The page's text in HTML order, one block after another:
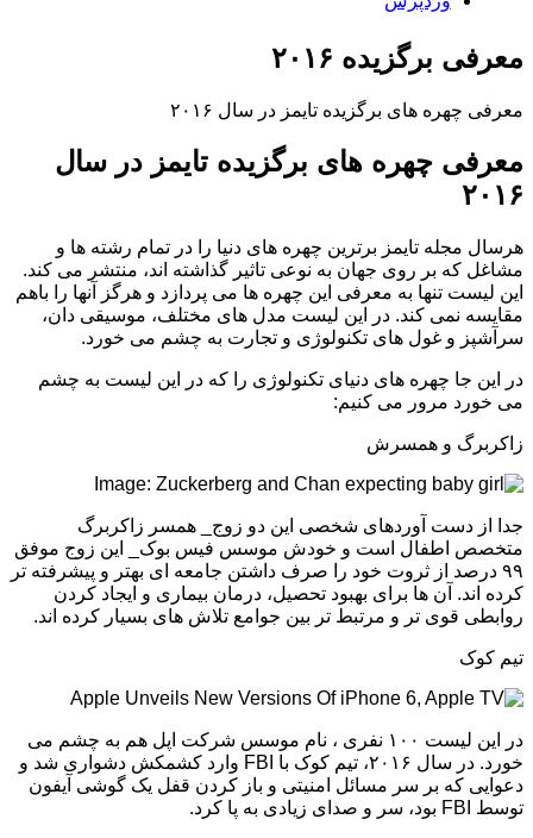
معرفی برگزیده ۲۰۱۶
معرفی چهره های برگزیده تایمز در سال ۲۰۱۶
معرفی چهره های برگزیده تایمز در سال
۲۰۱۶
هرسال مجله تایمز برترین چهره های دنیا را در تمام رشته ها و
مشاغل که بر روی جهان به نوعی تاثیر گذاشته اند، منتشر می کند.
این لیست تنها به معرفی این چهره ها می پردازد و هرگز آنها را باهم
مقایسه نمی کند. در این لیست مدل های مختلف، موسیقی دان،
سرآشپز و غول های تکنولوژی و تجارت به چشم می خورد.
در این جا چهره های دنیای تکنولوژی را که در این لیست به چشم
می خورد مرور می کنیم:
زاکربرگ و همسرش
جدا از دست آوردهای شخصی این دو زوج_ همسر زاکربرگ
متخصص اطفال است و خودش موسس فیس بوک_ این زوج موفق
۹۹ درصد از ثروت خود را صرف داشتن جامعه ای بهتر و پیشرفته تر
کرده اند. آن ها برای بهبود تحصیل، درمان بیماری و ایجاد کردن
روابطی قوی تر و مرتبط تر بین جوامع تلاش های بسیار کرده اند.
تیم کوک
در این لیست ۱۰۰ نفری ، نام موسس شرکت اپل هم به چشم می
خورد. در سال ۲۰۱۶، تیم کوک با FBI وارد کشمکش دشواری شد و
دعوایی که بر سر مسائل امنیتی و باز کردن قفل یک گوشی آیفون
توسط FBI بود، سر و صدای زیادی به پا کرد.